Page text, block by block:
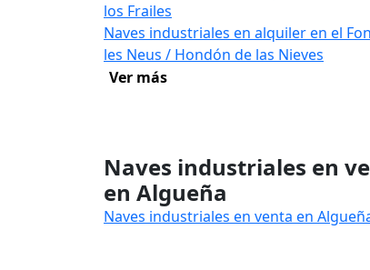
los Frailes
Naves industriales en alquiler en el
les Neus / Hondón de las Nieves
Ver más
Naves industriales en
en Algueña
Naves industriales en venta en